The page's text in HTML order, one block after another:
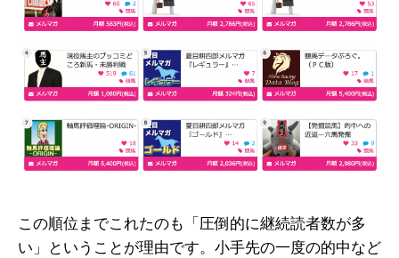
この順位までこれたのも「圧倒的に継続読者数が多
い」ということが理由です。小手先の一度の的中など